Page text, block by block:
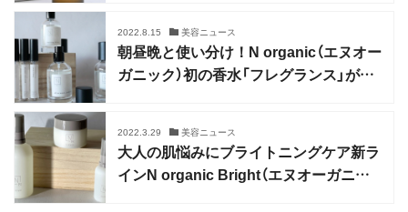
2022.8.15 美容ニュース
朝昼晩と使い分け！N organic（エヌオー
ガニック）初の香水「フレグランス」が新
2022.3.29 美容ニュース
大人の肌悩みにブライトニングケア新ラ
インN organic Bright（エヌオーガニッ